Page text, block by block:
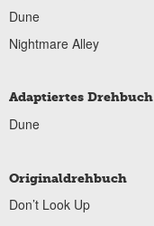
Dune
Nightmare Alley
Adaptiertes Drehbuch
Dune
Originaldrehbuch
Don’t Look Up